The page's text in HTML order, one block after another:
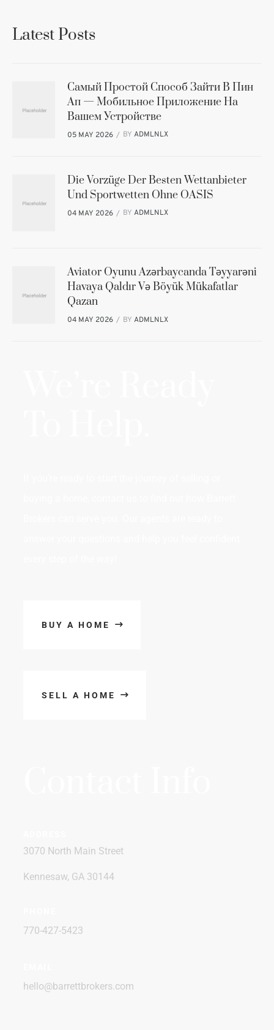
Latest Posts
Самый Простой Способ Зайти В Пин
Ап — Мобильное Приложение На
Вашем Устройстве
05 MAY 2026 BY ADMLNLX
Die Vorzüge Der Besten Wettanbieter
Und Sportwetten Ohne OASIS
04 MAY 2026 BY ADMLNLX
Aviator Oyunu Azərbaycanda Təyyarəni
Havaya Qaldır Və Böyük Mükafatlar
Qazan
04 MAY 2026 BY ADMLNLX
BUY A HOME
SELL A HOME
3070 North Main Street
Kennesaw, GA 30144
770-427-5423
hello@barrettbrokers.com